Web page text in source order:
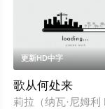
更新HD中字
歌从何处来
莉拉（纳瓦·尼姆